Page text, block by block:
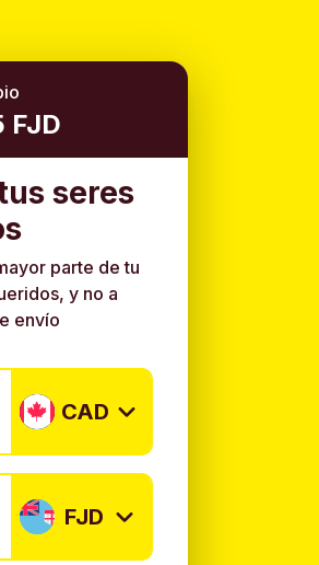
FJD
seres
parte de tu
y no a
envío
CAD
FJD